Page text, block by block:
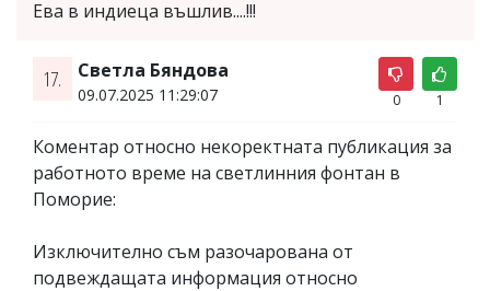
Ева в индиеца въшлив....!!!
17. Светла Бяндова
09.07.2025 11:29:07 0 1
Коментар относно некоректната публикация за
работното време на светлинния фонтан в
Поморие:
Изключително съм разочарована от
подвеждащата информация относно